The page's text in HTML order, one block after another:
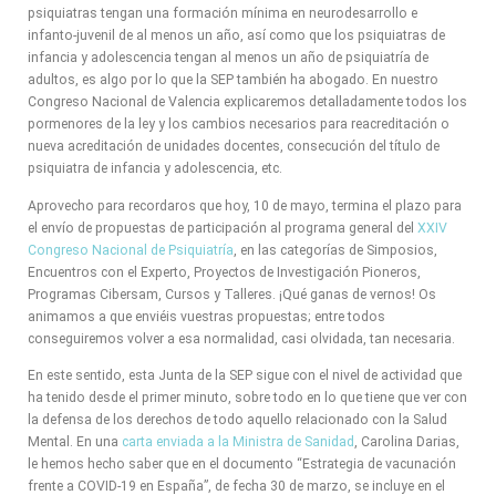
psiquiatras tengan una formación mínima en neurodesarrollo e
infanto-juvenil de al menos un año, así como que los psiquiatras de
infancia y adolescencia tengan al menos un año de psiquiatría de
adultos, es algo por lo que la SEP también ha abogado. En nuestro
Congreso Nacional de Valencia explicaremos detalladamente todos los
pormenores de la ley y los cambios necesarios para reacreditación o
nueva acreditación de unidades docentes, consecución del título de
psiquiatra de infancia y adolescencia, etc.
Aprovecho para recordaros que hoy, 10 de mayo, termina el plazo para
el envío de propuestas de participación al programa general del XXIV
Congreso Nacional de Psiquiatría , en las categorías de Simposios,
Encuentros con el Experto, Proyectos de Investigación Pioneros,
Programas Cibersam, Cursos y Talleres. ¡Qué ganas de vernos! Os
animamos a que enviéis vuestras propuestas; entre todos
conseguiremos volver a esa normalidad, casi olvidada, tan necesaria.
En este sentido, esta Junta de la SEP sigue con el nivel de actividad que
ha tenido desde el primer minuto, sobre todo en lo que tiene que ver con
la defensa de los derechos de todo aquello relacionado con la Salud
Mental. En una carta enviada a la Ministra de Sanidad
, Carolina Darias,
le hemos hecho saber que en el documento “Estrategia de vacunación
frente a COVID-19 en España”, de fecha 30 de marzo, se incluye en el